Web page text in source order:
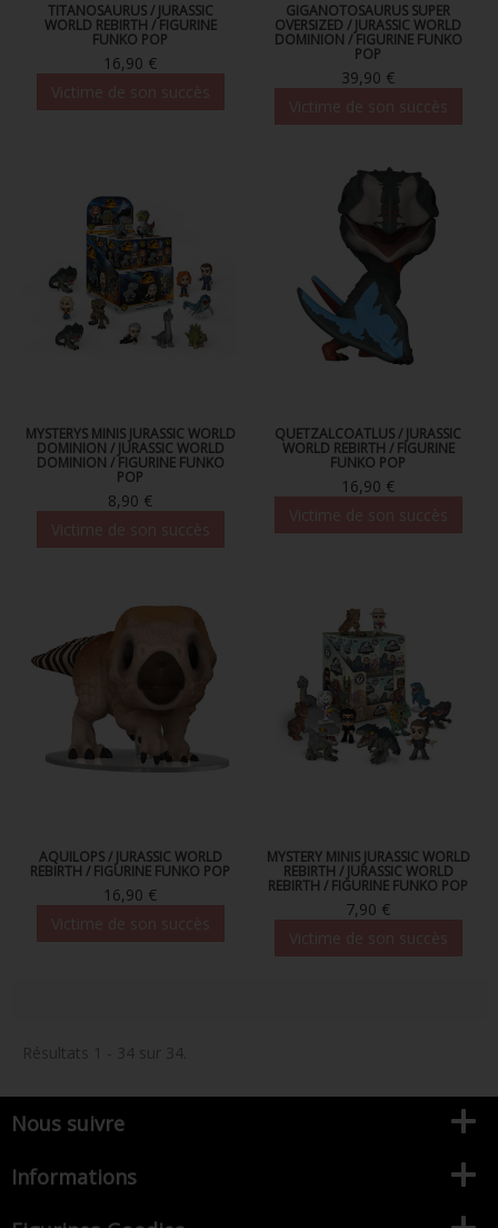
TITANOSAURUS / JURASSIC
WORLD REBIRTH / FIGURINE
FUNKO POP
16,90 €
GIGANOTOSAURUS SUPER
OVERSIZED / JURASSIC WORLD
DOMINION / FIGURINE FUNKO
POP
39,90 €
MYSTERYS MINIS JURASSIC WORLD
DOMINION / JURASSIC WORLD
DOMINION / FIGURINE FUNKO
POP
8,90 €
QUETZALCOATLUS / JURASSIC
WORLD REBIRTH / FIGURINE
FUNKO POP
16,90 €
AQUILOPS / JURASSIC WORLD
REBIRTH / FIGURINE FUNKO POP
16,90 €
MYSTERY MINIS JURASSIC WORLD
REBIRTH / JURASSIC WORLD
REBIRTH / FIGURINE FUNKO POP
7,90 €
Résultats 1 - 34 sur 34.
Nous suivre
Informations